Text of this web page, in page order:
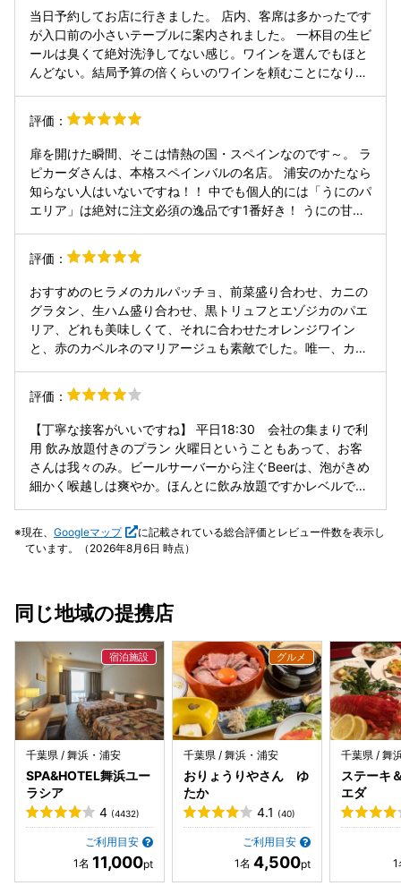
ルや、150種類のウイスキー。 ワインは約350種類もありま
す！ イカスミのコロッケ、ソーセージのパエリアを食べたん
ですが美味しすぎてつい夢中になってしまいました！ フード
メニューもかなり充実していたので、次はもっと色んなメニ
ューを頼んでみます！ 広いお店なので様々なシチュエーショ
ていただきます！ 素敵な接客に素敵な料理、素敵な時間をあ
当日予約してお店に行きました。 店内、客席は多かったです
が入口前の小さいテーブルに案内されました。 一杯目の生ビ
ールは臭くて絶対洗浄してない感じ。ワインを選んでもほと
んどない。結局予算の倍くらいのワインを頼むことになりま
エリアはちょっと味が濃かったかな。 男性のウエイターは感
じがあまり良くなく、常になんかモグモグしてました。 お店
の入口に段ボールが積んであったりあんまり雰囲気のいい感
じではなかったです。
評価：
扉を開けた瞬間、そこは情熱の国・スペインなのです～。 ラ
ピカーダさんは、本格スペインバルの名店。 浦安のかたなら
知らない人はいないですね！！ 中でも個人的には「うにのパ
エリア」は絶対に注文必須の逸品です1番好き！ うにの甘み
といった芯のある硬さ。 この日は時間が無く1時間半ほどの
滞在ながら 豪華ラインナップで大満喫でした ・生ハム ・牡
蠣のフリット ・エビのアヒージョ ・鶏肉の煮込み料理 ・そ
して締めにうにのパエリア！ さらにこちらは ワインの仕入
れもされているお店で 地下にはすごい貯蔵庫があるんだとか
そのためワインの種類が本当に豊富で、、、 他にはクラフト
をチョイス。 奥深いシェリーの世界を覗き見ました。 料理
素敵な空間があるのです。 皆さんぜひ浦安グルメツアーの際
はお立ち寄りください。
評価：
おすすめのヒラメのカルパッチョ、前菜盛り合わせ、カニの
グラタン、生ハム盛り合わせ、黒トリュフとエゾジカのパエ
リア、どれも美味しくて、それに合わせたオレンジワイン
と、赤のカベルネのマリアージュも素敵でした。唯一、カウ
とですかね、、、前もそれが気になったけど、2人席はそっ
ち側しかないから、仕方ないんだなぁと思います。（人数が
増えると奥の席になるので） 接客も気が利く方で、過ごしや
すかったです。
評価：
【丁寧な接客がいいですね】 平日18:30 会社の集まりで利
用 飲み放題付きのプラン 火曜日ということもあって、お客
さんは我々のみ。ビールサーバーから注ぐBeerは、泡がきめ
細かく喉越しは爽やか。ほんとに飲み放題ですかレベルで
ス＆ポテサラ、豆の煮込み、ハモン・セラーノ 軽くて小さい
パンが刺さったポテサラは、馴染み深く安定の味付け。厨房
シンプルな味。 ●熱々のマッシュルームアヒージョ キノコ
トを各皿に分けて上からアヒージョをかける！がオススメ。
●熱々のトリッパの煮込み 口にまとわりつくほどのゼラチン
質なヒトサラ。臭みなく内臓系が嫌いな方でもいけると思い
ます。チャレンジを。 ●パエリア2種類 ①チーズ コクが
ありまろやかな味わい。とにかく大きい。 ②魚介 甲殻類
とトマトが効いた想像出来る味。美味しい。ソフトシュリン
プ、ムール貝、イカ、あさりなど具材も豊富。 >所感 ソカ
ラが無くモチモチに近い仕上がりだったのでパーティ仕様に
感じました。 気の利いたサービスが行き届いており、気持ち
良く食事ができました。マスターらしき方もダンディで気軽
に話しかけてくれるのは嬉しい。 ぜひ足を運んでみてわ。
現在、 Googleマップ
に記載されている総合評価とレビュー件数を表示し
ています。（2026年8月6日 時点）
同じ地域の提携店
千葉県 / 舞浜・浦安
SPA&HOTEL舞浜ユー
ラシア
4 (4432)
ご利用目安
11,000
千葉県 / 舞浜・浦安
おりょうりやさん ゆ
たか
4.1 (40)
ご利用目安
4,500
千葉県 / 舞
ステーキ
エダ